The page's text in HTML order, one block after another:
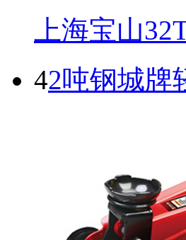
上海宝山
42吨钢城牌